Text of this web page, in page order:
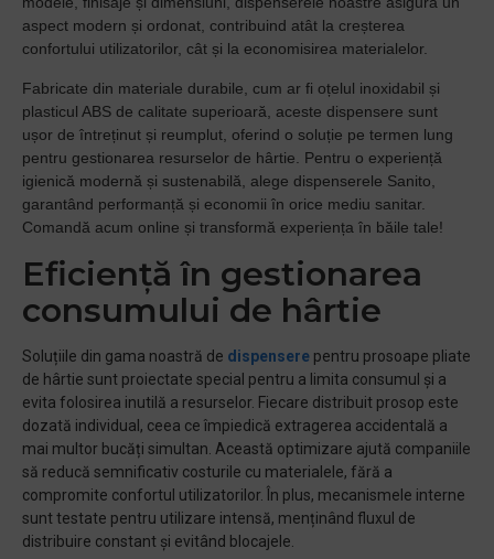
aspect modern și ordonat, contribuind atât la creșterea
confortului utilizatorilor, cât și la economisirea materialelor.
Fabricate din materiale durabile, cum ar fi oțelul inoxidabil și
plasticul ABS de calitate superioară, aceste dispensere sunt
ușor de întreținut și reumplut, oferind o soluție pe termen lung
pentru gestionarea resurselor de hârtie. Pentru o experiență
igienică modernă și sustenabilă, alege dispenserele Sanito,
garantând performanță și economii în orice mediu sanitar.
Comandă acum online și transformă experiența în băile tale!
Eficiență în gestionarea
consumului de hârtie
Soluțiile din gama noastră de dispensere pentru prosoape pliate
de hârtie sunt proiectate special pentru a limita consumul și a
evita folosirea inutilă a resurselor. Fiecare distribuit prosop este
dozată individual, ceea ce împiedică extragerea accidentală a
mai multor bucăți simultan. Această optimizare ajută companiile
să reducă semnificativ costurile cu materialele, fără a
compromite confortul utilizatorilor. În plus, mecanismele interne
sunt testate pentru utilizare intensă, menținând fluxul de
distribuire constant și evitând blocajele.